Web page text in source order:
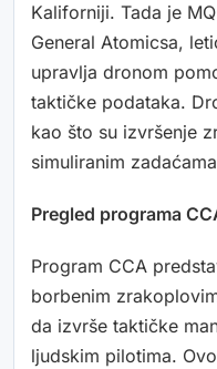
Kaliforniji. Tada je
General Atomicsa,
upravlja dronom
taktičke podataka.
kao što su izvršenje
simuliranim
Pregled programa
Program CCA
borbenim
da izvrše taktičke
ljudskim pilotima.